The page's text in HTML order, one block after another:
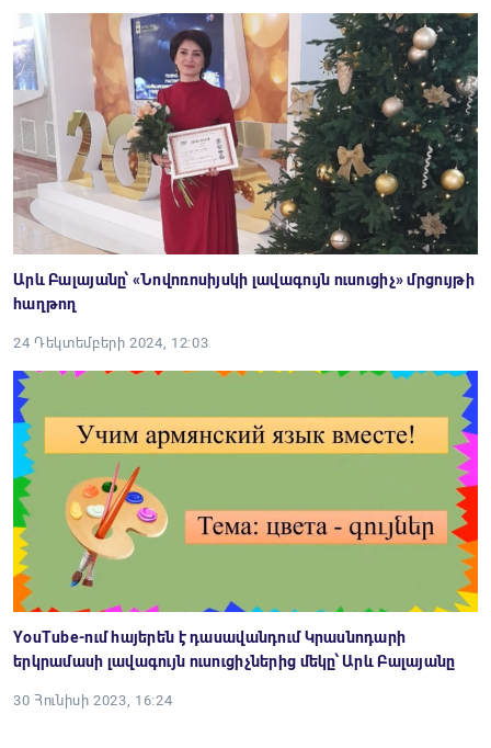
Արև Բալայանը՝ «Նովոռոսիյսկի լավագույն ուսուցիչ» մրցույթի
հաղթող
24 Դեկտեմբերի 2024, 12:03
YouTube-ում հայերեն է դասավանդում Կրասնոդարի
երկրամասի լավագույն ուսուցիչներից մեկը՝ Արև Բալայանը
30 Հունիսի 2023, 16:24